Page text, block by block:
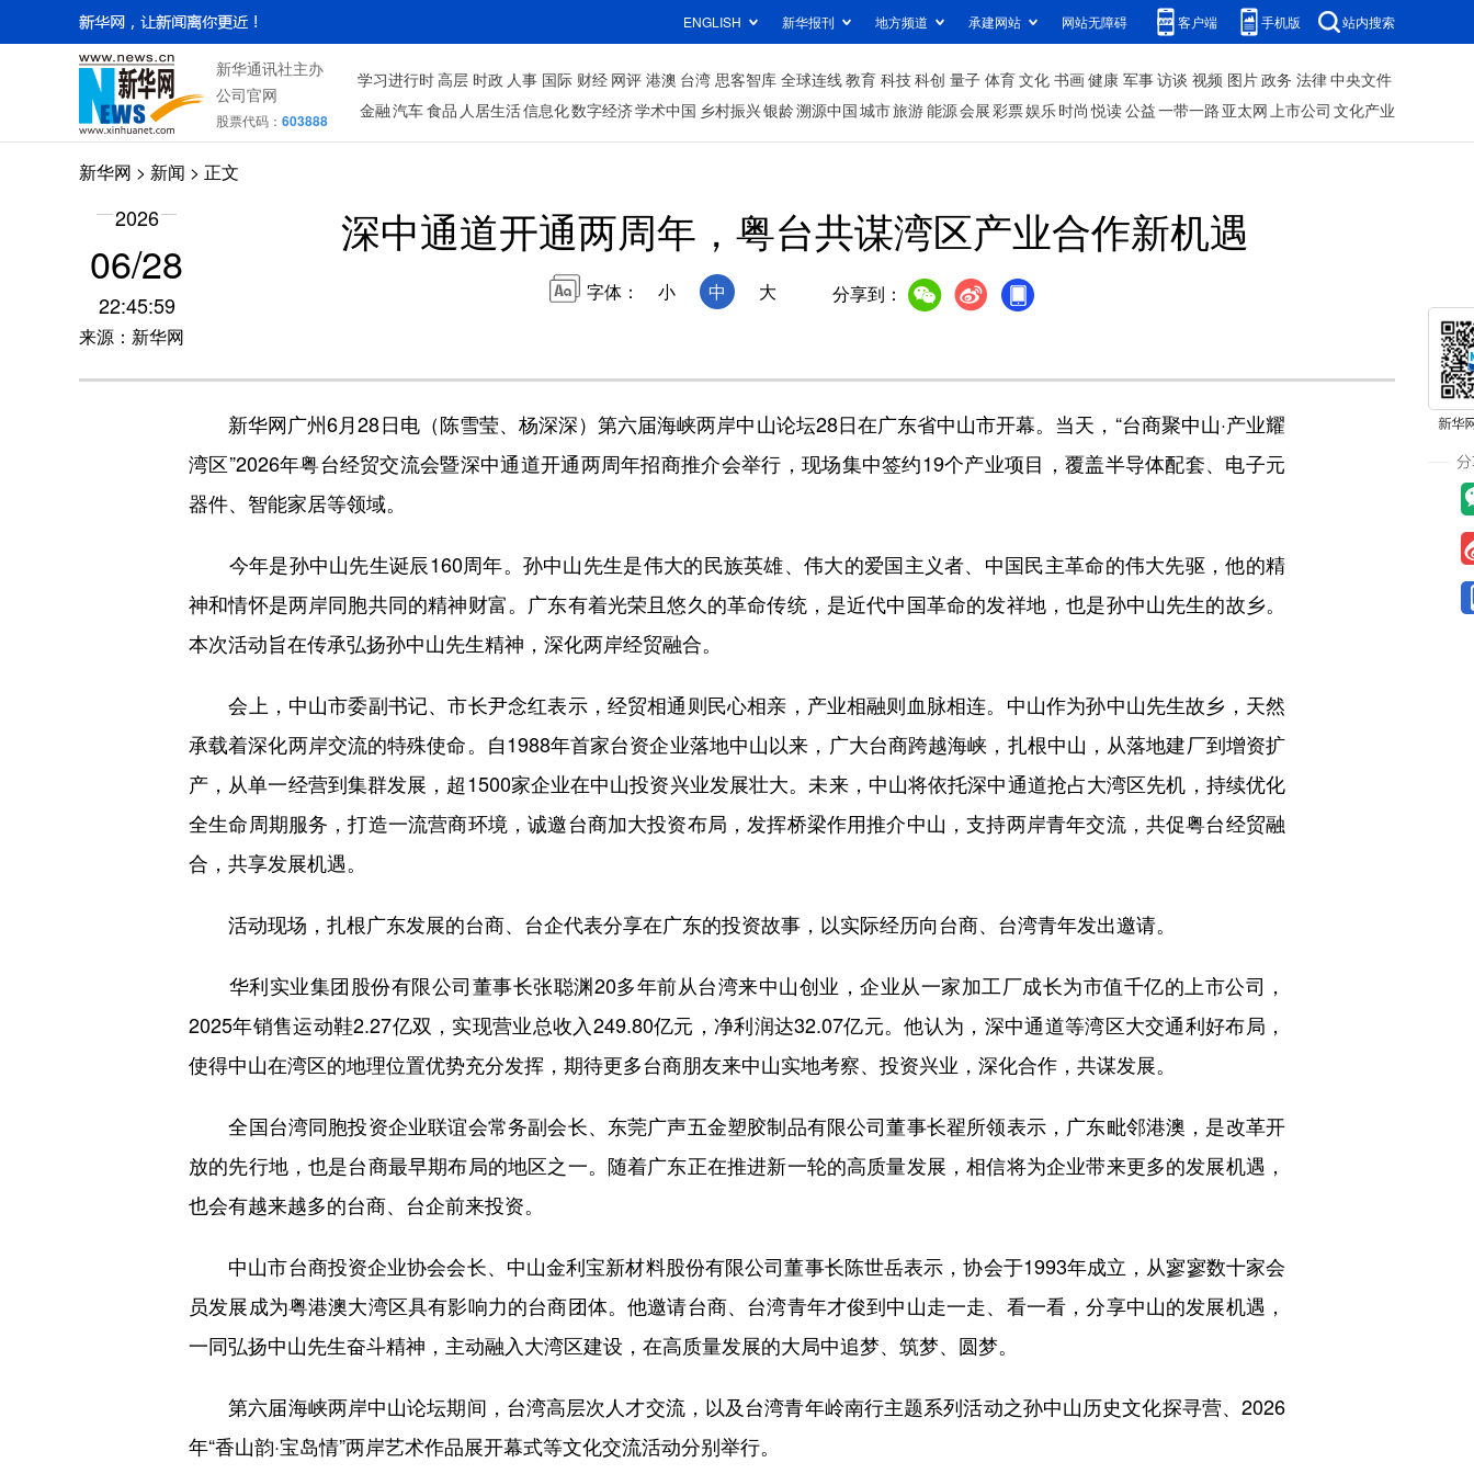
ENGLISH 新华报刊 地方频道 承建网站 网站无障碍 客户端 手机版 站内搜索
新华通讯社主办
公司官网
股票代码： 603888
学习进行时高层 时政 人事 国际 财经 网评 港澳 台湾 思客智库 全球连线教育 科技科创 量子 体育文化 书画健康 军事访谈 视频 图片政务 法律中央文件
金融汽车食品 人居生活信息化数字经济学术中国 乡村振兴银龄溯源中国城市旅游能源会展彩票娱乐时尚 悦读公益一带一路 亚太网上市公司 文化产业
新华网 > 新闻 > 正文
2026
06/28
22:45:59
来源：新华网
深中通道开通两周年，粤台共谋湾区产业合作新机遇
字体： 小 中 大 分享到：
新华网广州6月28日电（陈雪莹、杨深深）第六届海峡两岸中山论坛28日在广东省中山市开幕。当天，“台商聚中山·产业耀
湾区”2026年粤台经贸交流会暨深中通道开通两周年招商推介会举行，现场集中签约19个产业项目，覆盖半导体配套、电子元
器件、智能家居等领域。
今年是孙中山先生诞辰160周年。孙中山先生是伟大的民族英雄、伟大的爱国主义者、中国民主革命的伟大先驱，他的精
神和情怀是两岸同胞共同的精神财富。广东有着光荣且悠久的革命传统，是近代中国革命的发祥地，也是孙中山先生的故乡。
本次活动旨在传承弘扬孙中山先生精神，深化两岸经贸融合。
会上，中山市委副书记、市长尹念红表示，经贸相通则民心相亲，产业相融则血脉相连。中山作为孙中山先生故乡，天然
承载着深化两岸交流的特殊使命。自1988年首家台资企业落地中山以来，广大台商跨越海峡，扎根中山，从落地建厂到增资扩
产，从单一经营到集群发展，超1500家企业在中山投资兴业发展壮大。未来，中山将依托深中通道抢占大湾区先机，持续优化
全生命周期服务，打造一流营商环境，诚邀台商加大投资布局，发挥桥梁作用推介中山，支持两岸青年交流，共促粤台经贸融
合，共享发展机遇。
活动现场，扎根广东发展的台商、台企代表分享在广东的投资故事，以实际经历向台商、台湾青年发出邀请。
华利实业集团股份有限公司董事长张聪渊20多年前从台湾来中山创业，企业从一家加工厂成长为市值千亿的上市公司，
2025年销售运动鞋2.27亿双，实现营业总收入249.80亿元，净利润达32.07亿元。他认为，深中通道等湾区大交通利好布局，
使得中山在湾区的地理位置优势充分发挥，期待更多台商朋友来中山实地考察、投资兴业，深化合作，共谋发展。
全国台湾同胞投资企业联谊会常务副会长、东莞广声五金塑胶制品有限公司董事长翟所领表示，广东毗邻港澳，是改革开
放的先行地，也是台商最早期布局的地区之一。随着广东正在推进新一轮的高质量发展，相信将为企业带来更多的发展机遇，
也会有越来越多的台商、台企前来投资。
中山市台商投资企业协会会长、中山金利宝新材料股份有限公司董事长陈世岳表示，协会于1993年成立，从寥寥数十家会
员发展成为粤港澳大湾区具有影响力的台商团体。他邀请台商、台湾青年才俊到中山走一走、看一看，分享中山的发展机遇，
一同弘扬中山先生奋斗精神，主动融入大湾区建设，在高质量发展的大局中追梦、筑梦、圆梦。
第六届海峡两岸中山论坛期间，台湾高层次人才交流，以及台湾青年岭南行主题系列活动之孙中山历史文化探寻营、2026
年“香山韵·宝岛情”两岸艺术作品展开幕式等文化交流活动分别举行。